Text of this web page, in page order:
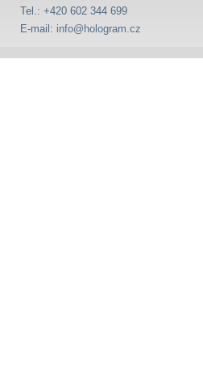
Tel.: +420 602 344 699
E-mail: info@hologram.cz